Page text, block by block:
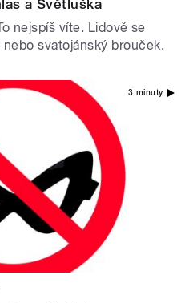
a Světluška
nejspíš víte. Lidově se
svatojánský brouček.
3 minuty